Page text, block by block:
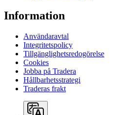
Information
Användaravtal
Integritetspolicy
Tillgänglighetsredogörelse
Cookies
Jobba på Tradera
Hållbarhetsstrategi
Traderas frakt